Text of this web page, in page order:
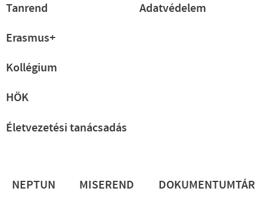
Tanrend
Erasmus+
Kollégium
HÖK
Életvezetési tanácsadás
Adatvédelem
Lábléc
NEPTUN MISEREND DOKUMENTUMTÁR